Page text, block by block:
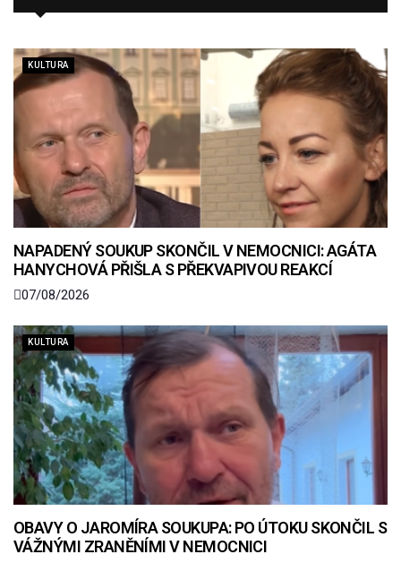
KULTURA
NAPADENÝ SOUKUP SKONČIL V NEMOCNICI: AGÁTA
HANYCHOVÁ PŘIŠLA S PŘEKVAPIVOU REAKCÍ
07/08/2026
KULTURA
OBAVY O JAROMÍRA SOUKUPA: PO ÚTOKU SKONČIL S
VÁŽNÝMI ZRANĚNÍMI V NEMOCNICI